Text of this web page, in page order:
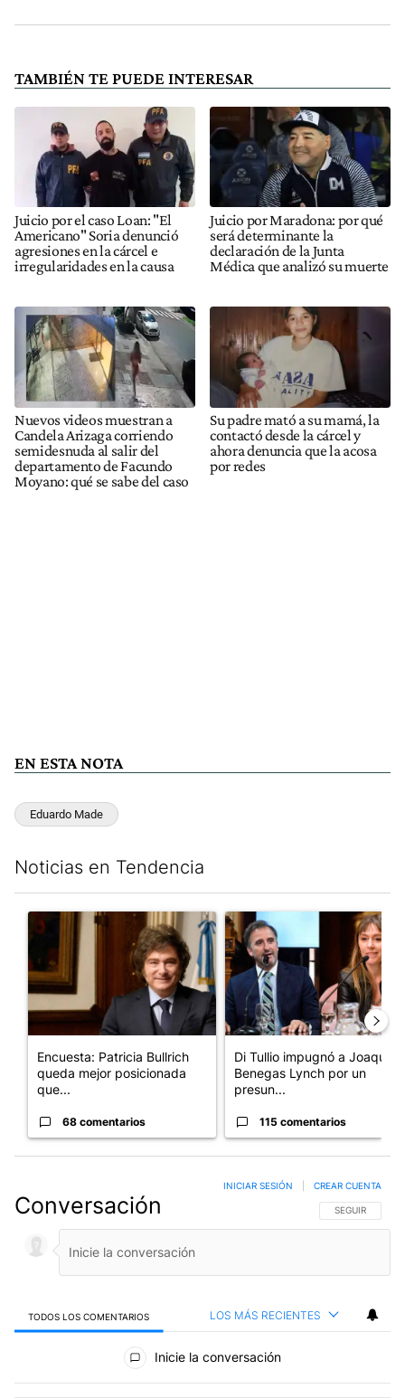
TAMBIÉN TE PUEDE INTERESAR
Juicio por el caso Loan: "El
Americano" Soria denunció
agresiones en la cárcel e
irregularidades en la causa
Juicio por Maradona: por qué
será determinante la
declaración de la Junta
Médica que analizó su muerte
Nuevos videos muestran a
Candela Arizaga corriendo
semidesnuda al salir del
departamento de Facundo
Moyano: qué se sabe del caso
Su padre mató a su mamá, la
contactó desde la cárcel y
ahora denuncia que la acosa
por redes
EN ESTA NOTA
Eduardo Made
Noticias en Tendencia
Un artículo de tendencia con el título "Encuesta: Patricia
Encuesta: Patricia Bullrich
queda mejor posicionada
que...
68 comentarios
Un artículo de tendencia con
Di Tullio impugnó a Joaquín
Benegas Lynch por un
presun...
115 comentarios
Conversación SIGA ESTA
SEGUIR
INICIAR SESIÓN CREAR CUENTA
TODOS LOS COMENTARIOS LOS MÁS RECIENTES
Todos los comentarios
Inicie la conversación